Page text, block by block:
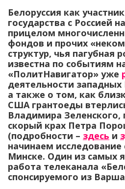
Белоруссия как
государства с Россией
прицелом
фондов и прочих
структур, чья пагубная
известна по событиям
«ПолитНавигатор» уже
деятельности
а также о том, как
США грантоеды
Владимира Зеленского,
скорый крах Петра
(подробности – здесь и
начинаем исследование
Минске. Один из самых
работа телеканала
спонсируемого из